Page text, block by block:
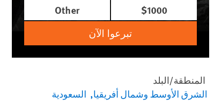
$1000
Other
تبرعوا الآن
المنطقة/البلد
الشرق الأوسط وشمال أفريقيا السعودية